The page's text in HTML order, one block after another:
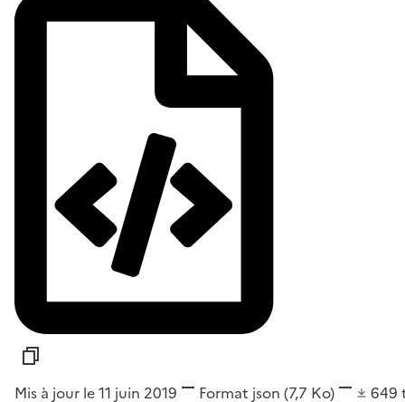
Mis à jour le 11 juin 2019 Format json (7,7 Ko) 649